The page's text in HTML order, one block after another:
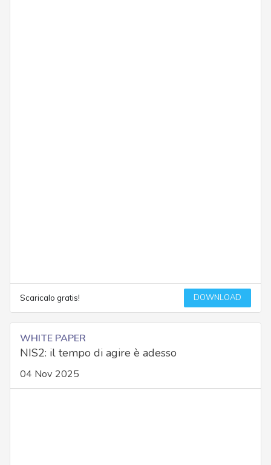
Scaricalo gratis! DOWNLOAD
WHITE PAPER
NIS2: il tempo di agire è adesso
04 Nov 2025